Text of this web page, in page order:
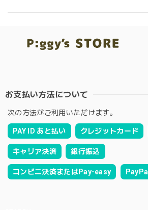
お支払い方法について
次の方法がご利用いただけます。
PAY ID あと払い クレジットカード
キャリア決済 銀行振込
コンビニ決済またはPay-easy PayPal